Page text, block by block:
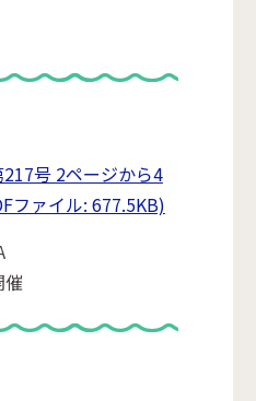
号 2ページから4
ファイル: 677.5KB)
催